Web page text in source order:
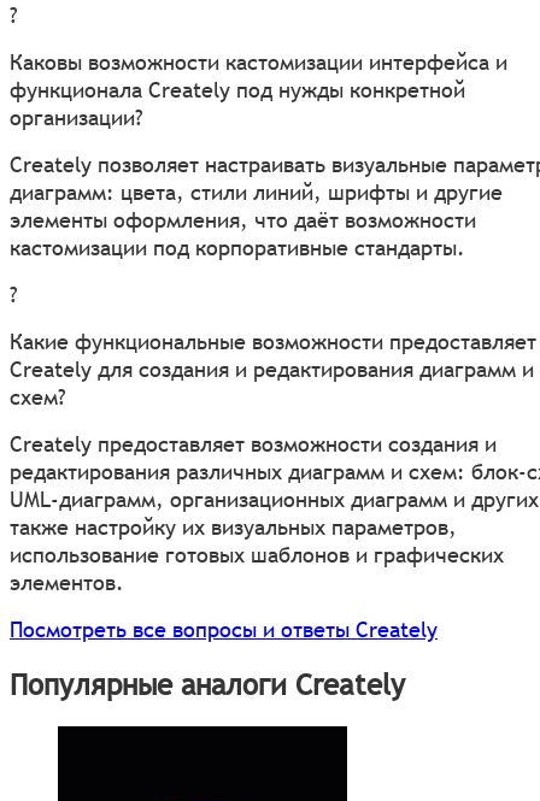
?
Каковы возможности кастомизации интерфейса и
функционала Creately под нужды конкретной
организации?
Creately позволяет настраивать визуальные
диаграмм: цвета, стили линий, шрифты и другие
элементы оформления, что даёт возможности
кастомизации под корпоративные стандарты.
?
Какие функциональные возможности предоставляет
Creately для создания и редактирования диаграмм и
схем?
Creately предоставляет возможности создания и
редактирования различных диаграмм и схем: блок-
UML-диаграмм, организационных диаграмм и
также настройку их визуальных параметров,
использование готовых шаблонов и графических
элементов.
Посмотреть все вопросы и ответы Creately
Популярные аналоги Creately